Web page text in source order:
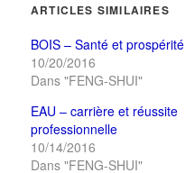
nouvellenouvelle
ARTICLES SIMILAIRES
BOIS – Santé et prospérité
10/20/2016
Dans "FENG-SHUI"
EAU – carrière et réussite
professionnelle
10/14/2016
Dans "FENG-SHUI"